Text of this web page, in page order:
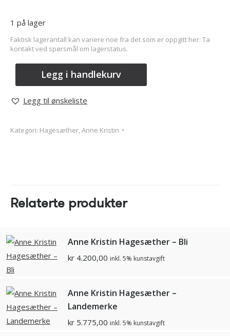
1 på lager
Faktisk lagerantall kan variere noe fra det som er oppgitt her. Ta
kontakt ved spørsmål om lagerstatus.
Legg i handlekurv
Legg til ønskeliste
Kategori: Hagesæther, Anne Kristin
Relaterte produkter
Anne Kristin Hagesæther – Bli
kr 4.200,00 inkl. 5% kunstavgift
Anne Kristin Hagesæther –
Landemerke
kr 5.775,00 inkl. 5% kunstavgift